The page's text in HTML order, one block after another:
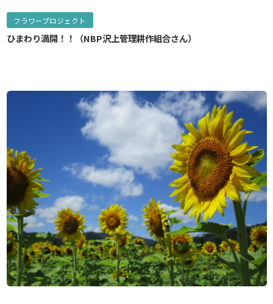
フラワープロジェクト
ひまわり満開！！（NBP沢上管理耕作組合さん）